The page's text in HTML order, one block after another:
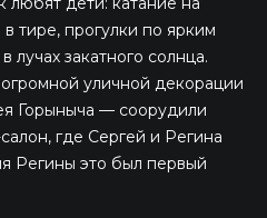
тире, прогулки по ярким
лучах закатного солнца.
уличной декорации
Горыныча — соорудили
где Сергей и Регина
Регины это был первый